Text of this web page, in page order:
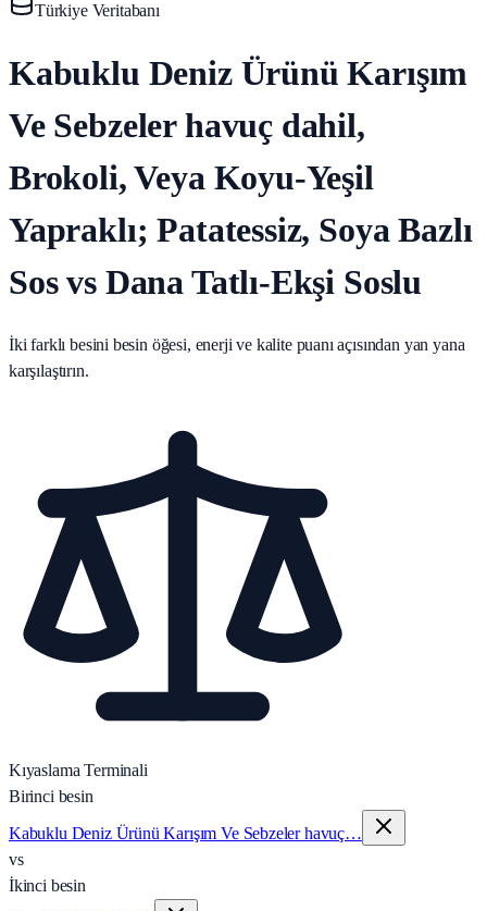
Türkiye Veritabanı
Kabuklu Deniz Ürünü Karışım
Ve Sebzeler havuç dahil,
Brokoli, Veya Koyu-Yeşil
Yapraklı; Patatessiz, Soya Bazlı
Sos vs Dana Tatlı-Ekşi Soslu
İki farklı besini besin öğesi, enerji ve kalite puanı açısından yan yana
karşılaştırın.
Kıyaslama Terminali
Birinci besin
Kabuklu Deniz Ürünü Karışım Ve Sebzeler havuç…
vs
İkinci besin